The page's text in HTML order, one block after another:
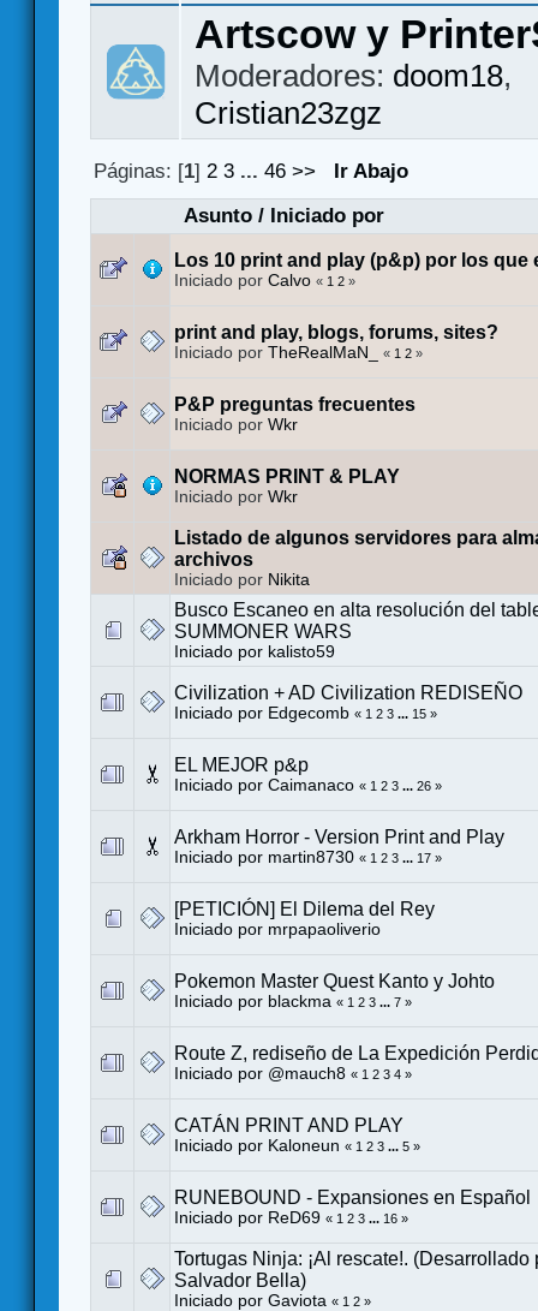
Artscow y
Moderadores: doom18,
Cristian23zgz
Páginas: [1]2 3 ...46 >>
Ir Abajo
Asunto/ Iniciado por
Los 10 print and play (p&p) por los que
Iniciado por Calvo « 1 2 »
print and play, blogs, forums, sites?
Iniciado por TheRealMaN_ « 1 2 »
P&P preguntas frecuentes
Iniciado por Wkr
NORMAS PRINT & PLAY
Iniciado por Wkr
Listado de algunos servidores para
archivos
Iniciado por Nikita
Busco Escaneo en alta resolución del
SUMMONER WARS
Iniciado por kalisto59
Civilization + AD Civilization REDISEÑO
Iniciado por Edgecomb « 1 2 3 ... 15 »
EL MEJOR p&p
Iniciado por Caimanaco « 1 2 3 ... 26 »
Arkham Horror - Version Print and Play
Iniciado por martin8730 « 1 2 3 ... 17 »
[PETICIÓN] El Dilema del Rey
Iniciado por mrpapaoliverio
Pokemon Master Quest Kanto y Johto
Iniciado por blackma « 1 2 3 ... 7 »
Route Z, rediseño de La Expedición
Iniciado por @mauch8 « 1 2 3 4 »
CATÁN PRINT AND PLAY
Iniciado por Kaloneun « 1 2 3 ... 5 »
RUNEBOUND - Expansiones en Español
Iniciado por ReD69 « 1 2 3 ... 16 »
Tortugas Ninja: ¡Al rescate!. (Desarrollado
Salvador Bella)
Iniciado por Gaviota « 1 2 »